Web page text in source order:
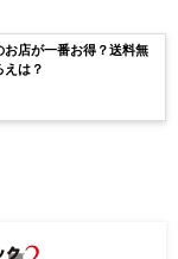
店が一番お得？送料無
えは？